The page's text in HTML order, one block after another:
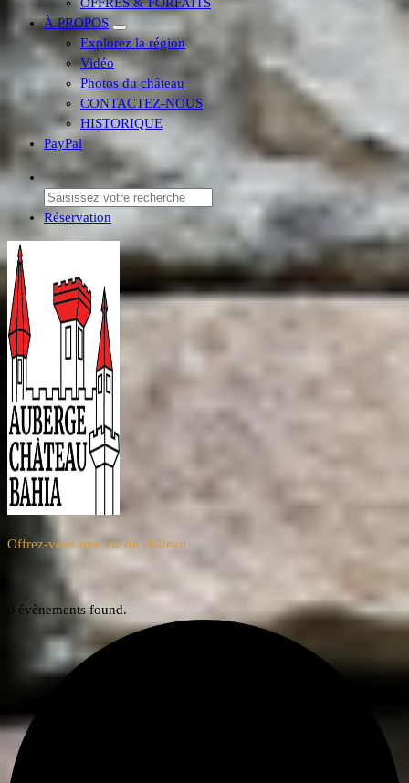
À PROPOS
Explorez la région
Vidéo
Photos du château
CONTACTEZ-NOUS
HISTORIQUE
PayPal
Réservation
Offrez-vous une vie de château
0 évènements found.